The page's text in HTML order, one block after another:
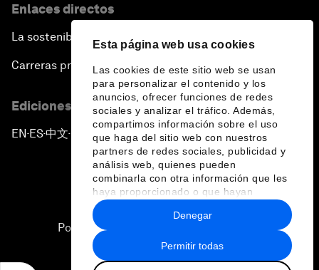
Esta página web usa cookies
Las cookies de este sitio web se usan
para personalizar el contenido y los
anuncios, ofrecer funciones de redes
sociales y analizar el tráfico. Además,
compartimos información sobre el uso
que haga del sitio web con nuestros
partners de redes sociales, publicidad y
análisis web, quienes pueden
combinarla con otra información que les
haya proporcionado o que hayan
recopilado a partir del uso que haya
hecho de sus servicios.
Permitir todas
Denegar
Enlaces directos
La sostenibilidad en el Foro
Carreras profesionales
Ediciones en otros idiomas
EN ▪ ES▪中文▪ 日本語
Política de privacidad y normas de uso